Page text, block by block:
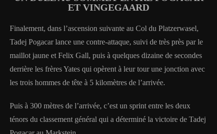
ET VINGEGAARD
Finalement, dans l’ascension suivante au Col du Platzerwasel,
Tadej Pogacar lance une contre-attaque, suivi de très près par le
maillot jaune et Felix Gall, puis à quelques dizaine de secondes
derrière les frères Yates qui opèrent à leur tour une jonction avec
les trois hommes de tête à 5 kilomètres de l’arrivée.
Puis à 300 mètres de l’arrivée, c’est un sprint entre les deux
ténors du classement général qui a déterminé la victoire de Tadej